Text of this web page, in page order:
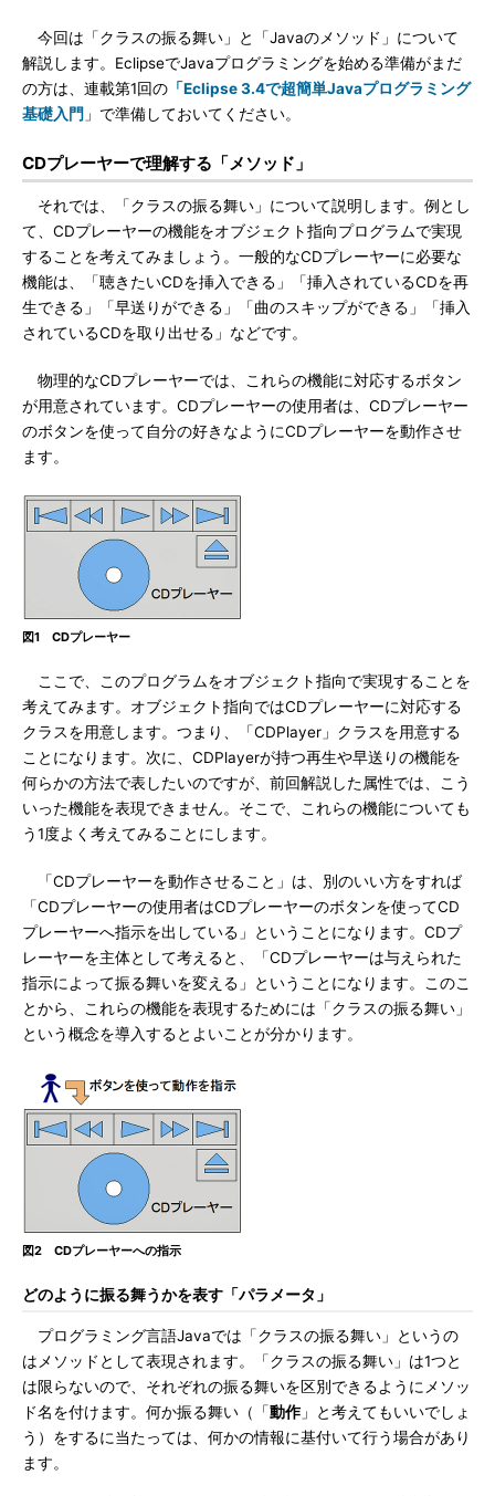
今回は「クラスの振る舞い」と「Javaのメソッド」について
解説します。EclipseでJavaプログラミングを始める準備がまだ
の方は、連載第1回の 「Eclipse 3.4で超簡単Javaプログラミング
基礎入門 」で準備しておいてください。
CDプレーヤーで理解する「メソッド」
それでは、「クラスの振る舞い」について説明します。例とし
て、CDプレーヤーの機能をオブジェクト指向プログラムで実現
することを考えてみましょう。一般的なCDプレーヤーに必要な
機能は、「聴きたいCDを挿入できる」「挿入されているCDを再
生できる」「早送りができる」「曲のスキップができる」「挿入
されているCDを取り出せる」などです。
物理的なCDプレーヤーでは、これらの機能に対応するボタン
が用意されています。CDプレーヤーの使用者は、CDプレーヤー
のボタンを使って自分の好きなようにCDプレーヤーを動作させ
ます。
図1 CDプレーヤー
ここで、このプログラムをオブジェクト指向で実現することを
考えてみます。オブジェクト指向ではCDプレーヤーに対応する
クラスを用意します。つまり、「CDPlayer」クラスを用意する
ことになります。次に、CDPlayerが持つ再生や早送りの機能を
何らかの方法で表したいのですが、前回解説した属性では、こう
いった機能を表現できません。そこで、これらの機能についても
う1度よく考えてみることにします。
「CDプレーヤーを動作させること」は、別のいい方をすれば
「CDプレーヤーの使用者はCDプレーヤーのボタンを使ってCD
プレーヤーへ指示を出している」ということになります。CDプ
レーヤーを主体として考えると、「CDプレーヤーは与えられた
指示によって振る舞いを変える」ということになります。このこ
とから、これらの機能を表現するためには「クラスの振る舞い」
という概念を導入するとよいことが分かります。
図2 CDプレーヤーへの指示
どのように振る舞うかを表す「パラメータ」
プログラミング言語Javaでは「クラスの振る舞い」というの
はメソッドとして表現されます。「クラスの振る舞い」は1つと
は限らないので、それぞれの振る舞いを区別できるようにメソッ
ド名を付けます。何か振る舞い（「動作」と考えてもいいでしょ
う）をするに当たっては、何かの情報に基付いて行う場合があり
ます。